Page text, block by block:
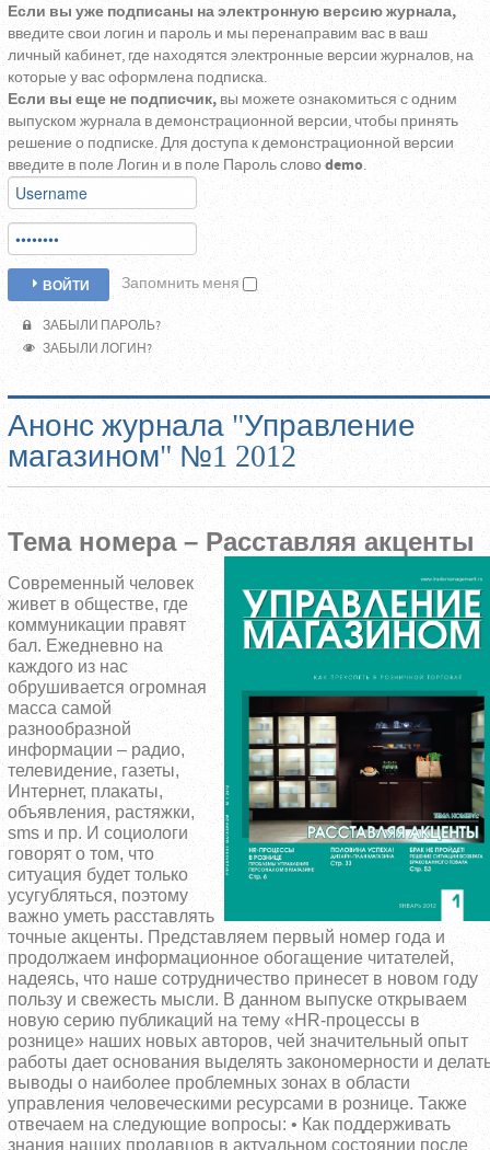
Если вы уже подписаны на электронную версию журнала,
введите свои логин и пароль и мы перенаправим вас в ваш
личный кабинет, где находятся электронные версии журналов, на
которые у вас оформлена подписка.
Если вы еще не подписчик, вы можете ознакомиться с одним
выпуском журнала в демонстрационной версии, чтобы принять
решение о подписке. Для доступа к демонстрационной версии
введите в поле Логин и в поле Пароль словоdemo.
ВОЙТИ Запомнить меня
ЗАБЫЛИ ПАРОЛЬ?
ЗАБЫЛИ ЛОГИН?
Анонс журнала "Управление
магазином" №1 2012
Тема номера – Расставляя акценты
Современный человек
живет в обществе, где
коммуникации правят
бал. Ежедневно на
каждого из нас
обрушивается огромная
масса самой
разнообразной
информации – радио,
телевидение, газеты,
Интернет, плакаты,
объявления, растяжки,
sms и пр. И социологи
говорят о том, что
ситуация будет только
усугубляться, поэтому
важно уметь расставлять
точные акценты. Представляем первый номер года и
продолжаем информационное обогащение читателей,
надеясь, что наше сотрудничество принесет в новом году
пользу и свежесть мысли. В данном выпуске открываем
новую серию публикаций на тему «HR-процессы в
рознице» наших новых авторов, чей значительный опыт
работы дает основания выделять закономерности и
выводы о наиболее проблемных зонах в области
управления человеческими ресурсами в рознице. Также
отвечаем на следующие вопросы: • Как поддерживать
знания наших продавцов в актуальном состоянии после